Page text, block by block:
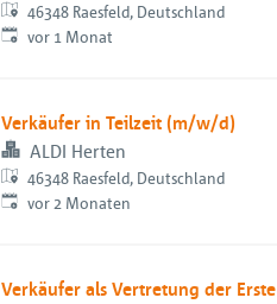
46348 Raesfeld, Deutschland
Veröffentlicht:
vor 1 Monat
Verkäufer in Teilzeit (m/w/d)
ALDI Herten
46348 Raesfeld, Deutschland
Veröffentlicht:
vor 2 Monaten
Verkäufer als Vertretung der Erste